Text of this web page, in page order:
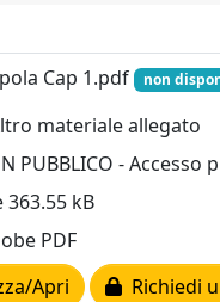
Cap 1.pdf
non
materiale allegato
PUBBLICO -
kB
PDF
Apri
Richiedi